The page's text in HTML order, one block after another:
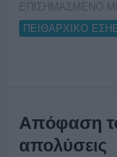
ΕΠΙΣΗΜΑΣΜΕΝΟ
ΠΕΙΘΑΡΧΙΚΟ
Απόφαση
απολύσεις